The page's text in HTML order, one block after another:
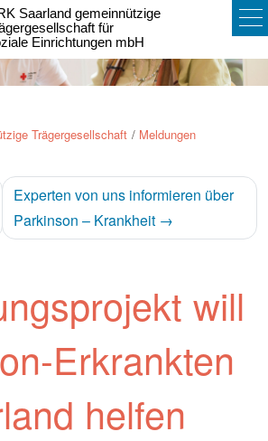
Saarland gemeinnützige
für
Einrichtungen mbH
Trägergesellschaft Meldungen
Experten von uns informieren über
Parkinson – Krankheit →
will
Erkrankten
helfen